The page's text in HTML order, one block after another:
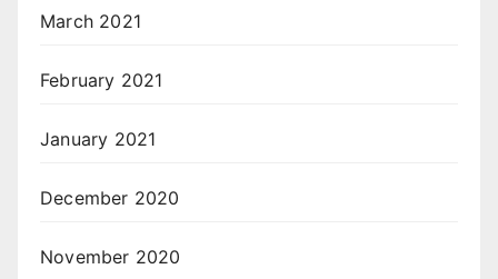
March 2021
February 2021
January 2021
December 2020
November 2020